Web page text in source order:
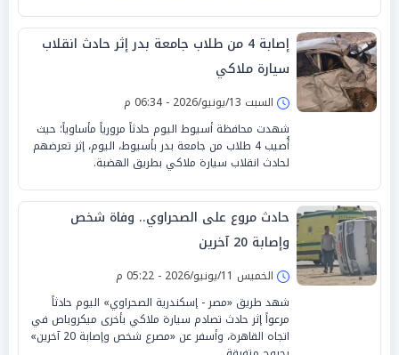
إصابة 4 من طلاب جامعة بدر إثر حادث انقلاب
سيارة ملاكي
السبت 13/يونيو/2026 - 06:34 م
شهدت محافظة أسيوط اليوم حادثاً مرورياً مأساوياً؛ حيث
أُصيب 4 طلاب من جامعة بدر بأسيوط، اليوم، إثر تعرضهم
لحادث انقلاب سيارة ملاكي بطريق الهضبة.
حادث مروع على الصحراوي.. وفاة شخص
وإصابة 20 آخرين
الخميس 11/يونيو/2026 - 05:22 م
شهد طريق «مصر - إسكندرية الصحراوي» اليوم حادثاً
مرعواً إثر حادث تصادم سيارة ملاكي بأخرى ميكروباص في
اتجاه القاهرة، وأسفر عن «مصرع شخص وإصابة 20 آخرين»